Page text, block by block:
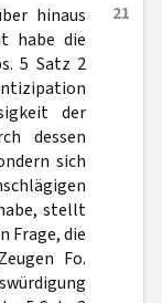
21
hinaus
habe die
5 Satz 2
der
dessen
sich
stellt
Frage, die
Fo.